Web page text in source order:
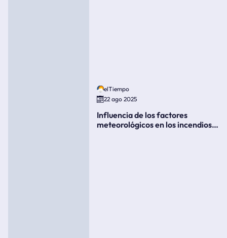
elTiempo
22 ago 2025
Influencia de los factores
meteorológicos en los incendios